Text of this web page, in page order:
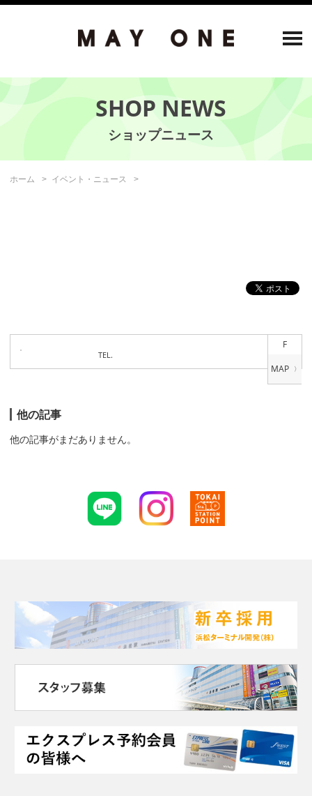
SHOP NEWS
ホーム イベント・ニュース
F
TEL.
他の記事
他の記事がまだありません。